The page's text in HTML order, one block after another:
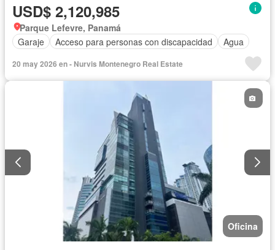
USD$ 2,120,985
Parque Lefevre, Panamá
Garaje
Acceso para personas con discapacidad Agua
20 may 2026 en - Nurvis Montenegro Real Estate
Oficina